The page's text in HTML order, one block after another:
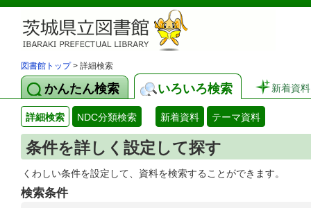
図書館トップ> 詳細検索
かんたん検索 いろいろ検索 新着資料
詳細検索 NDC分類検索 新着資料 テーマ資料
条件を詳しく設定して探す
くわしい条件を設定して、資料を検索することができます。
検索条件